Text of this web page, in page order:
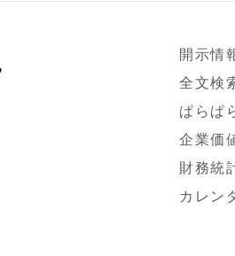
開示情
全文検
ぱらぱ
企業価
財務統
カレン